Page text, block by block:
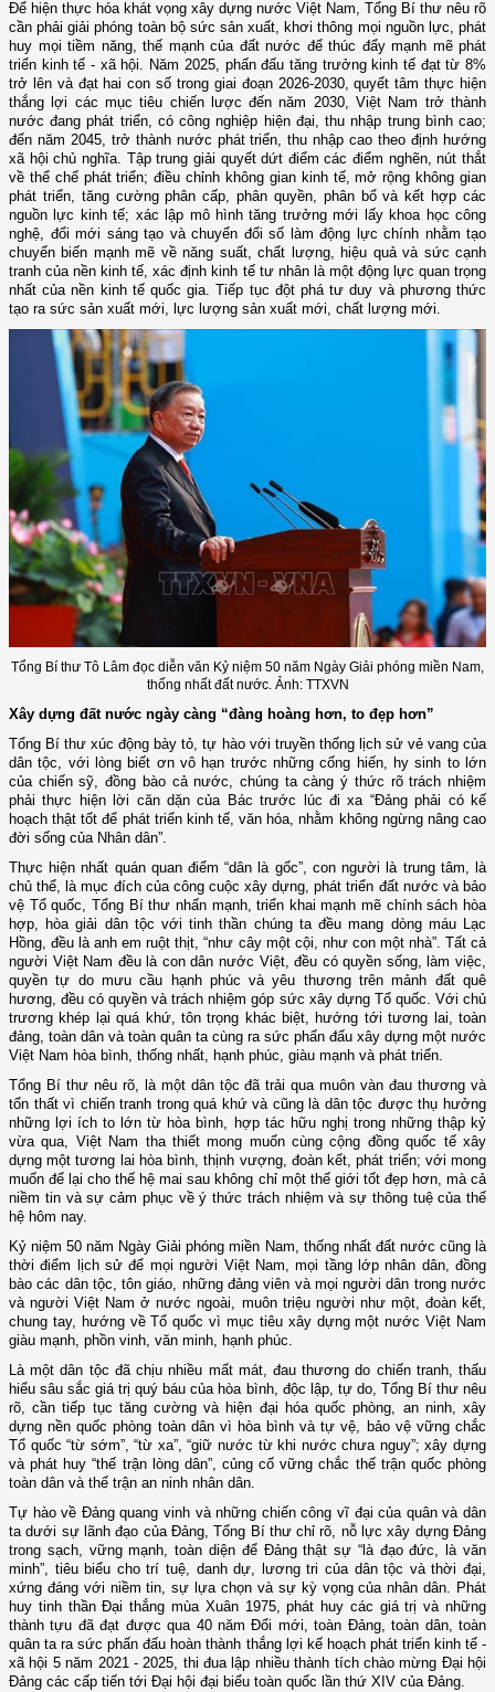
Để hiện thực hóa khát vọng xây dựng nước Việt Nam, Tổng Bí thư nêu rõ
cần phải giải phóng toàn bộ sức sản xuất, khơi thông mọi nguồn lực, phát
huy mọi tiềm năng, thế mạnh của đất nước để thúc đẩy mạnh mẽ phát
triển kinh tế - xã hội. Năm 2025, phấn đấu tăng trưởng kinh tế đạt từ 8%
trở lên và đạt hai con số trong giai đoạn 2026-2030, quyết tâm thực hiện
thắng lợi các mục tiêu chiến lược đến năm 2030, Việt Nam trở thành
nước đang phát triển, có công nghiệp hiện đại, thu nhập trung bình cao;
đến năm 2045, trở thành nước phát triển, thu nhập cao theo định hướng
xã hội chủ nghĩa. Tập trung giải quyết dứt điểm các điểm nghẽn, nút thắt
về thể chế phát triển; điều chỉnh không gian kinh tế, mở rộng không gian
phát triển, tăng cường phân cấp, phân quyền, phân bổ và kết hợp các
nguồn lực kinh tế; xác lập mô hình tăng trưởng mới lấy khoa học công
nghệ, đổi mới sáng tạo và chuyển đổi số làm động lực chính nhằm tạo
chuyển biến mạnh mẽ về năng suất, chất lượng, hiệu quả và sức cạnh
tranh của nền kinh tế, xác định kinh tế tư nhân là một động lực quan trọng
nhất của nền kinh tế quốc gia. Tiếp tục đột phá tư duy và phương thức
tạo ra sức sản xuất mới, lực lượng sản xuất mới, chất lượng mới.
Tổng Bí thư Tô Lâm đọc diễn văn Kỷ niệm 50 năm Ngày Giải phóng miền Nam,
thống nhất đất nước. Ảnh: TTXVN
Xây dựng đất nước ngày càng “đàng hoàng hơn, to đẹp hơn”
Tổng Bí thư xúc động bày tỏ, tự hào với truyền thống lịch sử vẻ vang của
dân tộc, với lòng biết ơn vô hạn trước những cống hiến, hy sinh to lớn
của chiến sỹ, đồng bào cả nước, chúng ta càng ý thức rõ trách nhiệm
phải thực hiện lời căn dặn của Bác trước lúc đi xa “Đảng phải có kế
hoạch thật tốt để phát triển kinh tế, văn hóa, nhằm không ngừng nâng cao
đời sống của Nhân dân”.
Thực hiện nhất quán quan điểm “dân là gốc”, con người là trung tâm, là
chủ thể, là mục đích của công cuộc xây dựng, phát triển đất nước và bảo
vệ Tổ quốc, Tổng Bí thư nhấn mạnh, triển khai mạnh mẽ chính sách hòa
hợp, hòa giải dân tộc với tinh thần chúng ta đều mang dòng máu Lạc
Hồng, đều là anh em ruột thịt, “như cây một cội, như con một nhà”. Tất cả
người Việt Nam đều là con dân nước Việt, đều có quyền sống, làm việc,
quyền tự do mưu cầu hạnh phúc và yêu thương trên mảnh đất quê
hương, đều có quyền và trách nhiệm góp sức xây dựng Tổ quốc. Với chủ
trương khép lại quá khứ, tôn trọng khác biệt, hướng tới tương lai, toàn
đảng, toàn dân và toàn quân ta cùng ra sức phấn đấu xây dựng một nước
Việt Nam hòa bình, thống nhất, hạnh phúc, giàu mạnh và phát triển.
Tổng Bí thư nêu rõ, là một dân tộc đã trải qua muôn vàn đau thương và
tổn thất vì chiến tranh trong quá khứ và cũng là dân tộc được thụ hưởng
những lợi ích to lớn từ hòa bình, hợp tác hữu nghị trong những thập kỷ
vừa qua, Việt Nam tha thiết mong muốn cùng cộng đồng quốc tế xây
dựng một tương lai hòa bình, thịnh vượng, đoàn kết, phát triển; với mong
muốn để lại cho thế hệ mai sau không chỉ một thế giới tốt đẹp hơn, mà cả
niềm tin và sự cảm phục về ý thức trách nhiệm và sự thông tuệ của thế
hệ hôm nay.
Kỷ niệm 50 năm Ngày Giải phóng miền Nam, thống nhất đất nước cũng là
thời điểm lịch sử để mọi người Việt Nam, mọi tầng lớp nhân dân, đồng
bào các dân tộc, tôn giáo, những đảng viên và mọi người dân trong nước
và người Việt Nam ở nước ngoài, muôn triệu người như một, đoàn kết,
chung tay, hướng về Tổ quốc vì mục tiêu xây dựng một nước Việt Nam
giàu mạnh, phồn vinh, văn minh, hạnh phúc.
Là một dân tộc đã chịu nhiều mất mát, đau thương do chiến tranh, thấu
hiểu sâu sắc giá trị quý báu của hòa bình, độc lập, tự do, Tổng Bí thư nêu
rõ, cần tiếp tục tăng cường và hiện đại hóa quốc phòng, an ninh, xây
dựng nền quốc phòng toàn dân vì hòa bình và tự vệ, bảo vệ vững chắc
Tổ quốc “từ sớm”, “từ xa”, “giữ nước từ khi nước chưa nguy”; xây dựng
và phát huy “thế trận lòng dân”, củng cố vững chắc thế trận quốc phòng
toàn dân và thế trận an ninh nhân dân.
Tự hào về Đảng quang vinh và những chiến công vĩ đại của quân và dân
ta dưới sự lãnh đạo của Đảng, Tổng Bí thư chỉ rõ, nỗ lực xây dựng Đảng
trong sạch, vững mạnh, toàn diện để Đảng thật sự “là đạo đức, là văn
minh”, tiêu biểu cho trí tuệ, danh dự, lương tri của dân tộc và thời đại,
xứng đáng với niềm tin, sự lựa chọn và sự kỳ vọng của nhân dân. Phát
huy tinh thần Đại thắng mùa Xuân 1975, phát huy các giá trị và những
thành tựu đã đạt được qua 40 năm Đổi mới, toàn Đảng, toàn dân, toàn
quân ta ra sức phấn đấu hoàn thành thắng lợi kế hoạch phát triển kinh tế -
xã hội 5 năm 2021 - 2025, thi đua lập nhiều thành tích chào mừng Đại hội
Đảng các cấp tiến tới Đại hội đại biểu toàn quốc lần thứ XIV của Đảng.